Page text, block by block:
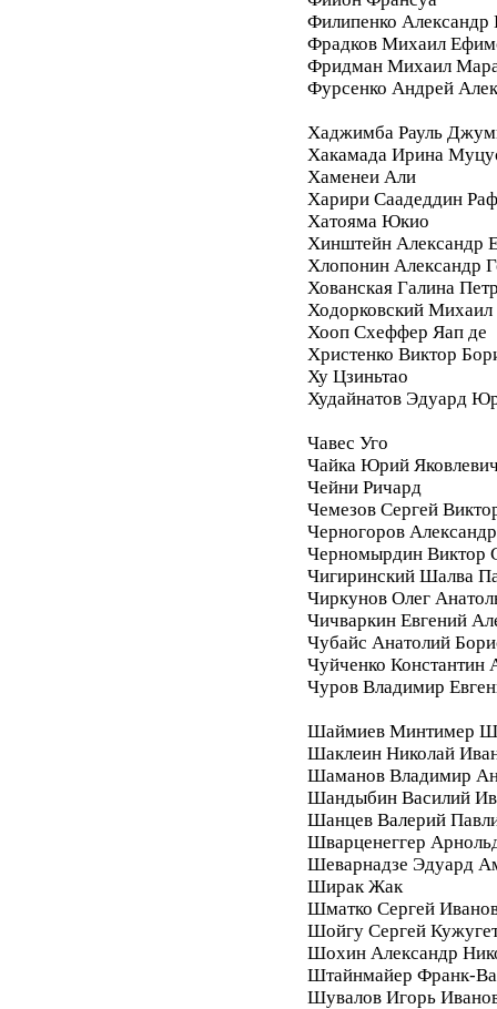
Филипенко Александр
Фрадков Михаил
Фридман Михаил
Фурсенко Андрей
Хаджимба Рауль
Хакамада Ирина
Хаменеи Али
Харири Саадеддин
Хатояма Юкио
Хинштейн Александр
Хлопонин Александр
Хованская Галина
Ходорковский Михаил
Хооп Схеффер Яап де
Христенко Виктор
Ху Цзиньтао
Худайнатов Эдуард
Чавес Уго
Чайка Юрий
Чейни Ричард
Чемезов Сергей
Черногоров
Черномырдин Виктор
Чигиринский Шалва
Чиркунов Олег
Чичваркин Евгений
Чубайс Анатолий
Чуйченко Константин
Чуров Владимир
Шаймиев Минтимер
Шаклеин Николай
Шаманов Владимир
Шандыбин Василий
Шанцев Валерий
Шварценеггер
Шеварнадзе Эдуард
Ширак Жак
Шматко Сергей
Шойгу Сергей
Шохин Александр
Штайнмайер Франк-
Шувалов Игорь